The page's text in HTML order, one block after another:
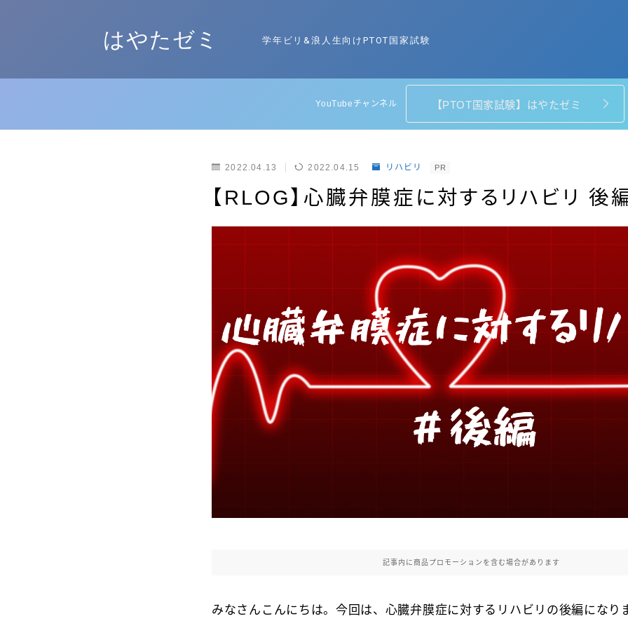
はやたゼミ 学年ビリ&浪人生向けPTOT国家試験
ピラティス
YouTubeチャンネル 【PTOT国家試験】はやたゼミ
2022.04.13 2022.04.15 リハビリ PR
【RLOG】心臓弁膜症に対するリハビリ 後
記事内に商品プロモーションを含む場合があります
みなさんこんにちは。今回は、心臓弁膜症に対するリハビリの後編になり